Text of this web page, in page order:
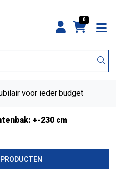
0
voor ieder budget
+-230 cm